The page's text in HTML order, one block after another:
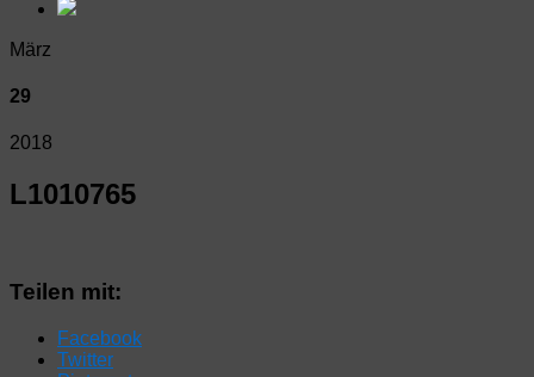
März
29
2018
L1010765
Teilen mit:
Facebook
Twitter